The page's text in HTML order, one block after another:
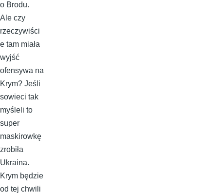
o Brodu.
Ale czy
rzeczywiści
e tam miała
wyjść
ofensywa na
Krym? Jeśli
sowieci tak
myśleli to
super
maskirowkę
zrobiła
Ukraina.
Krym będzie
od tej chwili